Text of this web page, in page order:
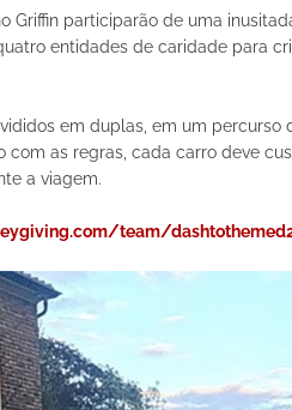
Griffin participarão de uma
entidades de caridade para
em duplas, em um percurso
com as regras, cada carro deve
a viagem.
team/